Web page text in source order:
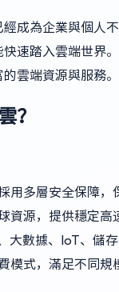
成為企業與個人
速踏入雲端世界
雲端資源與服務。
？
用多層安全保障，
資源，提供穩定高
大數據、IoT、儲
模式，滿足不同規